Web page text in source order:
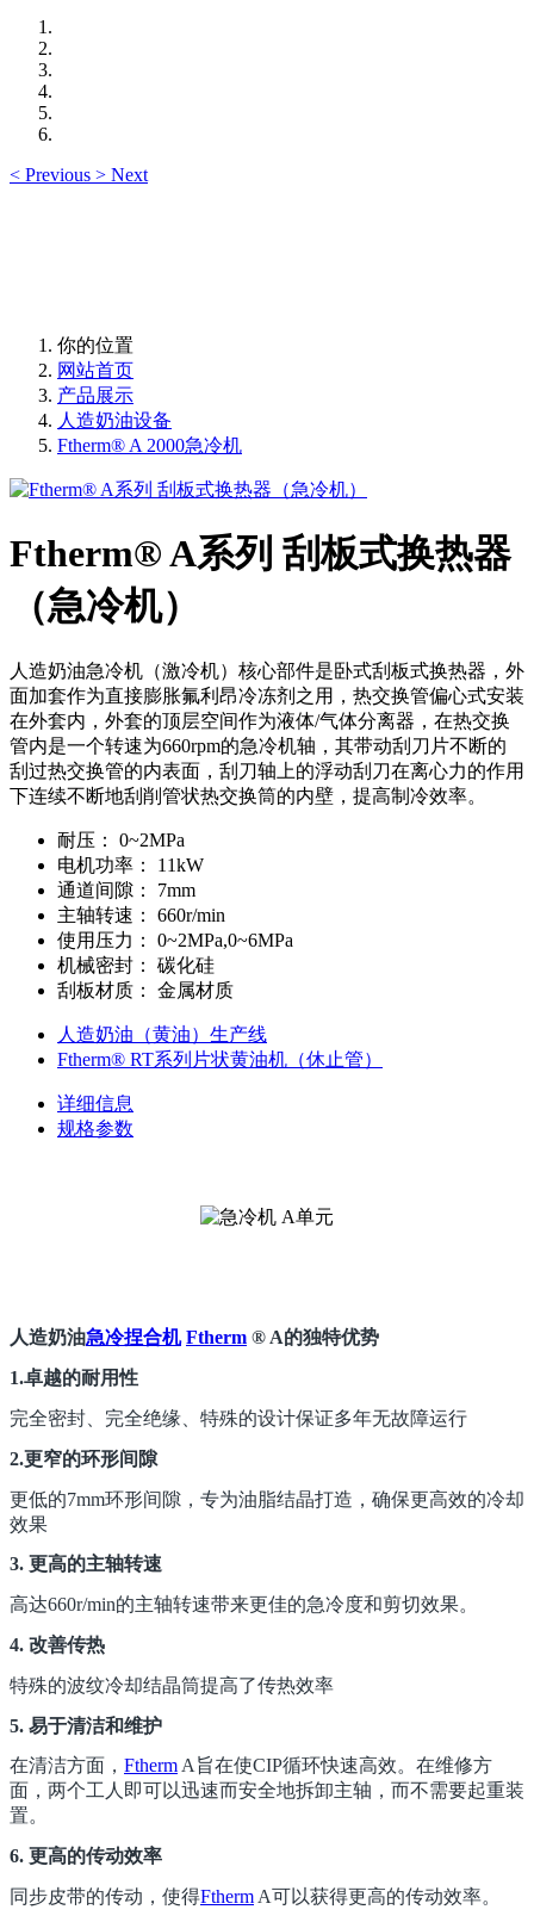
< Previous > Next
你的位置
网站首页
产品展示
人造奶油设备
Ftherm® A 2000急冷机
Ftherm® A系列 刮板式换热器
（急冷机）
人造奶油急冷机（激冷机）核心部件是卧式刮板式换热器，外
面加套作为直接膨胀氟利昂冷冻剂之用，热交换管偏心式安装
在外套内，外套的顶层空间作为液体/气体分离器，在热交换
管内是一个转速为660rpm的急冷机轴，其带动刮刀片不断的
刮过热交换管的内表面，刮刀轴上的浮动刮刀在离心力的作用
下连续不断地刮削管状热交换筒的内壁，提高制冷效率。
耐压：
0~2MPa
电机功率：
11kW
通道间隙：
7mm
主轴转速：
660r/min
使用压力：
0~2MPa,0~6MPa
机械密封：
碳化硅
刮板材质：
金属材质
人造奶油（黄油）生产线
Ftherm® RT系列片状黄油机（休止管）
详细信息
规格参数
人造奶油急冷捏合机 Ftherm ® A的独特优势
1.卓越的耐用性
完全密封、完全绝缘、特殊的设计保证多年无故障运行
2.更窄的环形间隙
更低的7mm环形间隙，专为油脂结晶打造，确保更高效的冷却
效果
3. 更高的主轴转速
高达660r/min的主轴转速带来更佳的急冷度和剪切效果。
4. 改善传热
特殊的波纹冷却结晶筒提高了传热效率
5. 易于清洁和维护
在清洁方面， FthermA旨在使CIP循环快速高效。在维修方
面，两个工人即可以迅速而安全地拆卸主轴，而不需要起重装
置。
6. 更高的传动效率
同步皮带的传动，使得Ftherm A可以获得更高的传动效率。